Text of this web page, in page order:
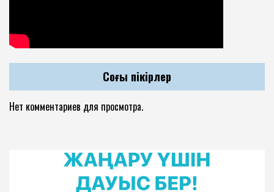
Соңғы пікірлер
Нет комментариев для просмотра.